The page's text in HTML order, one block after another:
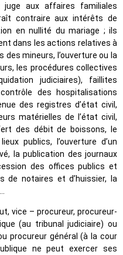
aux affaires familiales
contraire aux intérêts de
en nullité du mariage ; ils
dans les actions relatives à
des mineurs, l’ouverture ou la
les procédures collectives
judiciaires), faillites
des hospitalisations
des registres d’état civil,
matérielles de l’état civil,
des débit de boissons, le
publics, l’ouverture d’un
la publication des journaux
des offices publics et
de notaires et d’huissier, la
vice – procureur, procureur-
(au tribunal judiciaire) ou
procureur général (à la cour
ne peut exercer ses